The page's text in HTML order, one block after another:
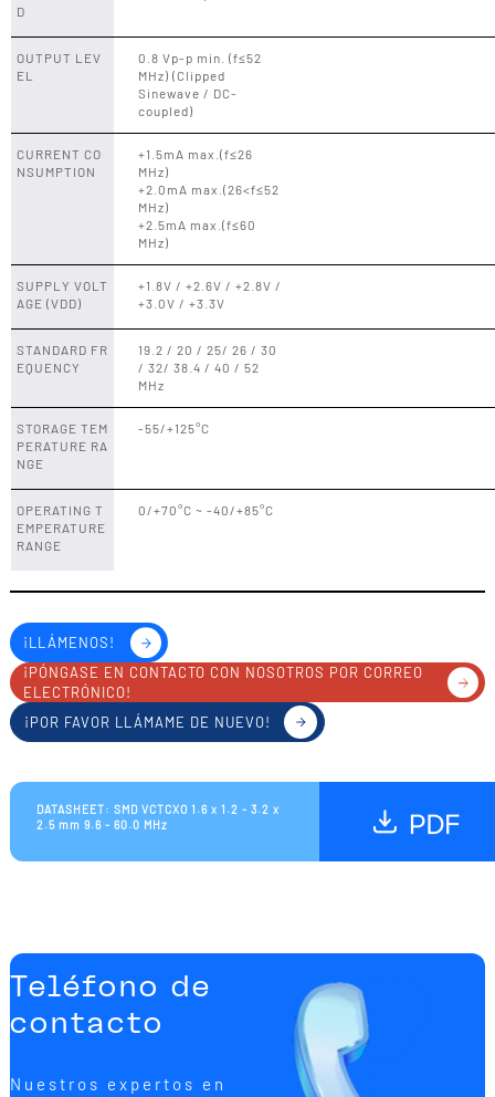
D
OUTPUT LEV
EL
0.8 Vp-p min. (f≤52
MHz) (Clipped
Sinewave / DC-
coupled)
CURRENT CO
NSUMPTION
+1.5mA max.(f≤26
MHz)
+2.0mA max.(26<f≤52
MHz)
+2.5mA max.(f≤60
MHz)
SUPPLY VOLT
AGE (VDD)
+1.8V / +2.6V / +2.8V /
+3.0V / +3.3V
STANDARD FR
EQUENCY
19.2 / 20 / 25/ 26 / 30
/ 32/ 38.4 / 40 / 52
MHz
STORAGE TEM
PERATURE RA
NGE
-55/+125°C
OPERATING T
EMPERATURE
RANGE
0/+70°C ~ -40/+85°C
¡LLÁMENOS!
¡PÓNGASE EN CONTACTO CON NOSOTROS POR CORREO
ELECTRÓNICO!
¡POR FAVOR LLÁMAME DE NUEVO!
DATASHEET: SMD VCTCXO 1.6 x 1.2 - 3.2 x
2.5 mm 9.6 - 60.0 MHz
Teléfono de
contacto
Nuestros expertos en